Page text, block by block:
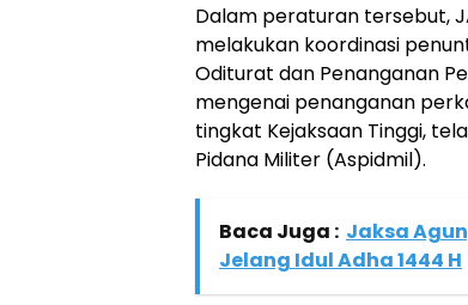
Dalam peraturan tersebut,
melakukan koordinasi
Oditurat dan Penanganan
mengenai penanganan
tingkat Kejaksaan Tinggi,
Pidana Militer (Aspidmil).
Baca Juga : Jaksa
Jelang Idul Adha 1444 H